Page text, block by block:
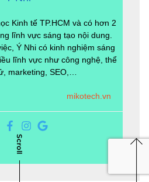
Kinh tế TP.HCM và có hơn 2
lĩnh vực sáng tạo nội dung.
Ý Nhi có kinh nghiệm sáng
lĩnh vực như công nghệ, thể
marketing, SEO,…
mikotech.vn
Scroll